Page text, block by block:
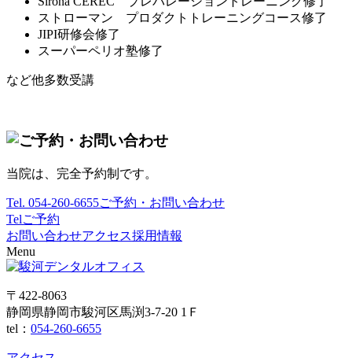
ストローマン プロダクトトレーニングコース修了
JIPI研修会修了
スーパーペリオ塾修了
など他多数受講
当院は、完全予約制です。
Tel. 054-260-6655ご予約・お問い合わせ
Telご予約
お問い合わせアクセス採用情報
Menu
〒422-8063
静岡県静岡市駿河区馬渕3-7-20 1Ｆ
tel： 054-260-6655